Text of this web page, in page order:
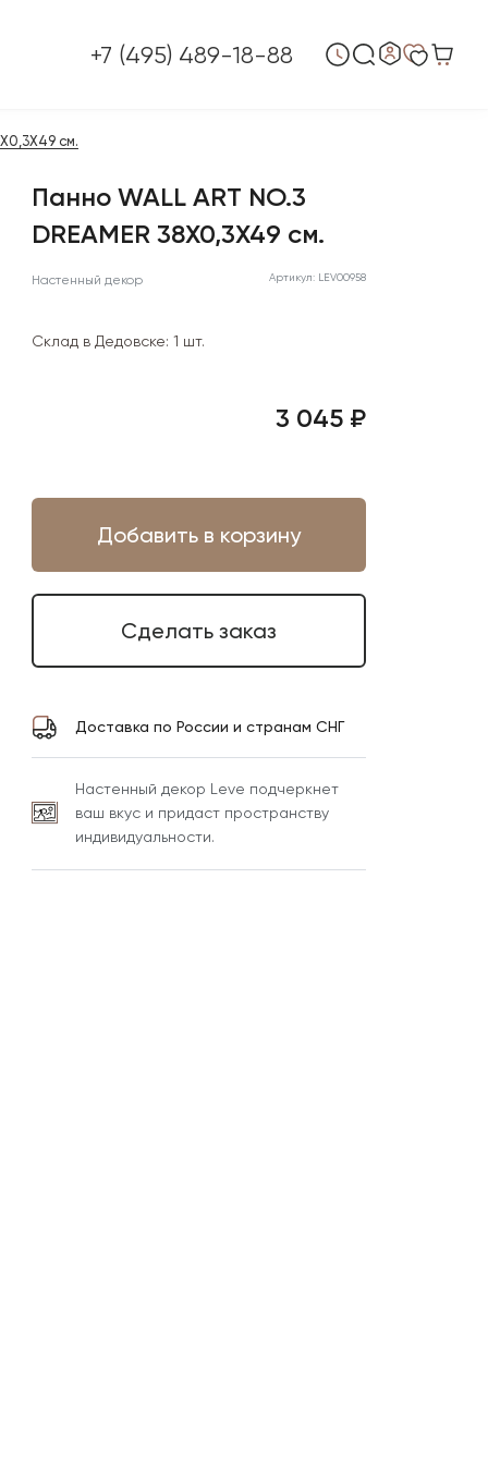
+7 (495) 489-18-88
см.
Панно WALL ART NO.3
DREAMER 38X0,3X49 см.
Настенный декор Артикул: LEV00958
Склад в Дедовске: 1 шт.
3 045 ₽
Добавить в корзину
Сделать заказ
Доставка по России и странам СНГ
Настенный декор Leve подчеркнет
ваш вкус и придаст пространству
индивидуальности.